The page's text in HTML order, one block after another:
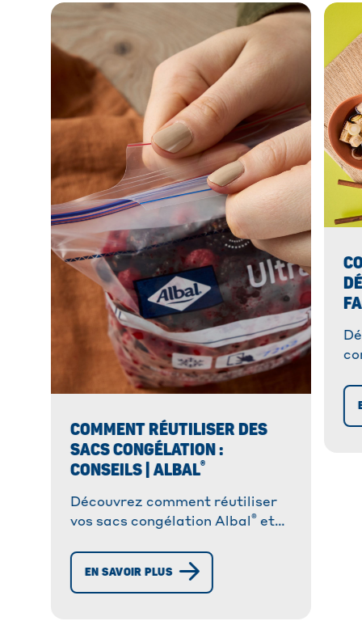
COMMENT RÉUTILISER DES
SACS CONGÉLATION :
CONSEILS | ALBAL®
Découvrez comment réutiliser
vos sacs congélation Albal ® et
efficacement. Astuces et
EN SAVOIR PLUS